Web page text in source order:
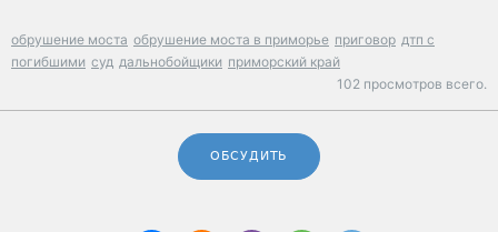
обрушение моста обрушение моста в приморье приговор дтп с
погибшими суд дальнобойщики приморский край
102 просмотров всего.
ОБСУДИТЬ